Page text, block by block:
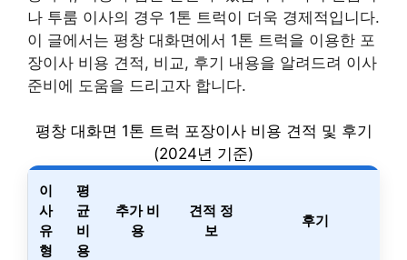
나 투룸 이사의 경우 1톤 트럭이 더욱 경제적입니다.
이 글에서는 평창 대화면에서 1톤 트럭을 이용한 포
장이사 비용 견적, 비교, 후기 내용을 알려드려 이사
준비에 도움을 드리고자 합니다.
평창 대화면 1톤 트럭 포장이사 비용 견적 및 후기
(2024년 기준)
이
사
유
형
평
균
비
용
추가 비
용
견적 정
보
후기